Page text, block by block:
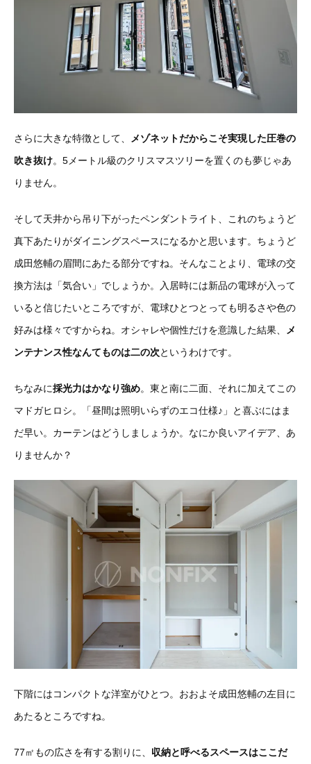
さらに大きな特徴として、
メゾネットだからこそ実現した圧巻の
吹き抜け。5メートル級のクリスマスツリーを置くのも夢じゃあ
りません。
そして天井から吊り下がったペンダントライト、これのちょうど
真下あたりがダイニングスペースになるかと思います。ちょうど
成田悠輔の眉間にあたる部分ですね。そんなことより、電球の交
換方法は「気合い」でしょうか。入居時には新品の電球が入って
いると信じたいところですが、電球ひとつとっても明るさや色の
好みは様々ですからね。オシャレや個性だけを意識した結果、
メ
ンテナンス性なんてものは二の次というわけです。
ちなみに採光力はかなり強め。東と南に二面、それに加えてこの
マドガヒロシ。「昼間は照明いらずのエコ仕様♪」と喜ぶにはま
だ早い。カーテンはどうしましょうか。なにか良いアイデア、あ
りませんか？
下階にはコンパクトな洋室がひとつ。おおよそ成田悠輔の左目に
あたるところですね。
77㎡もの広さを有する割りに、 収納と呼べるスペースはここだ